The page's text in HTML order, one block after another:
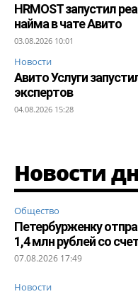
HRMOST запустил
найма в чате Авито
03.08.2026 10:01
Новости
Авито Услуги
экспертов
04.08.2026 15:28
Новости
Общество
Петербурженку
1,4 млн рублей со
07.08.2026 17:49
Новости